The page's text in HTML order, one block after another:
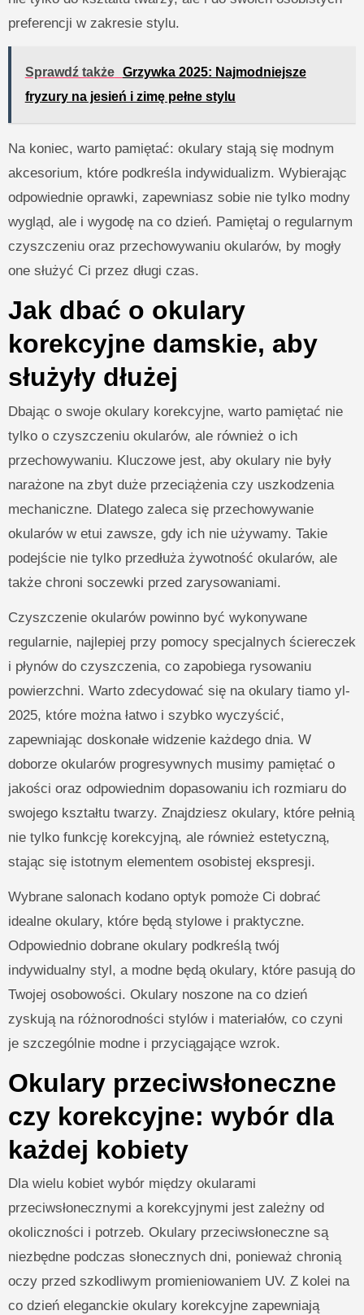
preferencji w zakresie stylu.
Sprawdź także
Grzywka 2025: Najmodniejsze
fryzury na jesień i zimę pełne stylu
Na koniec, warto pamiętać: okulary stają się modnym
akcesorium, które podkreśla indywidualizm. Wybierając
odpowiednie oprawki, zapewniasz sobie nie tylko modny
wygląd, ale i wygodę na co dzień. Pamiętaj o regularnym
czyszczeniu oraz przechowywaniu okularów, by mogły
one służyć Ci przez długi czas.
Jak dbać o okulary
korekcyjne damskie, aby
służyły dłużej
Dbając o swoje okulary korekcyjne, warto pamiętać nie
tylko o czyszczeniu okularów, ale również o ich
przechowywaniu. Kluczowe jest, aby okulary nie były
narażone na zbyt duże przeciążenia czy uszkodzenia
mechaniczne. Dlatego zaleca się przechowywanie
okularów w etui zawsze, gdy ich nie używamy. Takie
podejście nie tylko przedłuża żywotność okularów, ale
także chroni soczewki przed zarysowaniami.
Czyszczenie okularów powinno być wykonywane
regularnie, najlepiej przy pomocy specjalnych ściereczek
i płynów do czyszczenia, co zapobiega rysowaniu
powierzchni. Warto zdecydować się na okulary tiamo yl-
2025, które można łatwo i szybko wyczyścić,
zapewniając doskonałe widzenie każdego dnia. W
doborze okularów progresywnych musimy pamiętać o
jakości oraz odpowiednim dopasowaniu ich rozmiaru do
swojego kształtu twarzy. Znajdziesz okulary, które pełnią
nie tylko funkcję korekcyjną, ale również estetyczną,
stając się istotnym elementem osobistej ekspresji.
Wybrane salonach kodano optyk pomoże Ci dobrać
idealne okulary, które będą stylowe i praktyczne.
Odpowiednio dobrane okulary podkreślą twój
indywidualny styl, a modne będą okulary, które pasują do
Twojej osobowości. Okulary noszone na co dzień
zyskują na różnorodności stylów i materiałów, co czyni
je szczególnie modne i przyciągające wzrok.
Okulary przeciwsłoneczne
czy korekcyjne: wybór dla
każdej kobiety
Dla wielu kobiet wybór między okularami
przeciwsłonecznymi a korekcyjnymi jest zależny od
okoliczności i potrzeb. Okulary przeciwsłoneczne są
niezbędne podczas słonecznych dni, ponieważ chronią
oczy przed szkodliwym promieniowaniem UV. Z kolei na
co dzień eleganckie okulary korekcyjne zapewniają